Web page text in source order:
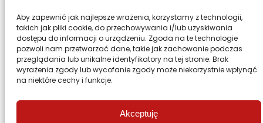
Aby zapewnić jak najlepsze wrażenia, korzystamy z technologii,
takich jak pliki cookie, do przechowywania i/lub uzyskiwania
dostępu do informacji o urządzeniu. Zgoda na te technologie
pozwoli nam przetwarzać dane, takie jak zachowanie podczas
przeglądania lub unikalne identyfikatory na tej stronie. Brak
wyrażenia zgody lub wycofanie zgody może niekorzystnie wpłynąć
na niektóre cechy i funkcje.
Akceptuję
Design & Code by Foxstudio.eu
Przewiń stronę do góry